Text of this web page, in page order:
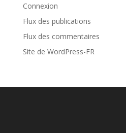
Connexion
Flux des publications
Flux des commentaires
Site de WordPress-FR